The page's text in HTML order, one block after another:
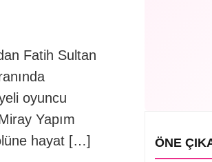
Fatih Sultan
oyuncu
Yapım
hayat […]
ÖNE